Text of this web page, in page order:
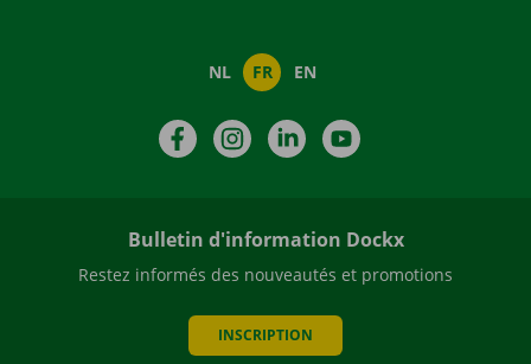
NL FR EN
FacebookInstagramLinkedIn
Bulletin d'information Dockx
Restez informés des nouveautés et promotions
INSCRIPTION